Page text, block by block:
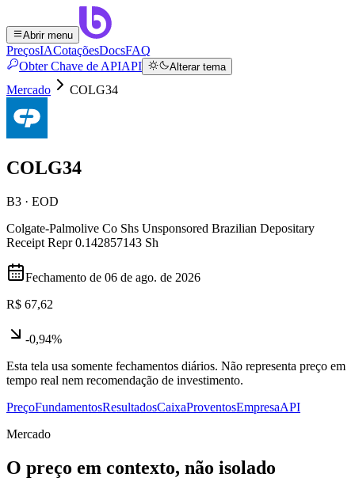
Abrir menu
PreçosIACotaçõesDocsFAQ
Obter Chave de APIAPI Alterar tema
Mercado COLG34
COLG34
B3 · EOD
Colgate-Palmolive Co Shs Unsponsored Brazilian Depositary
Receipt Repr 0.142857143 Sh
Fechamento de 06 de ago. de 2026
R$ 67,62
-0,94%
Esta tela usa somente fechamentos diários. Não representa preço em
tempo real nem recomendação de investimento.
PreçoFundamentosResultadosCaixaProventosEmpresaAPI
Mercado
O preço em contexto, não isolado